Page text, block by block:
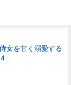
女を甘く溺愛する